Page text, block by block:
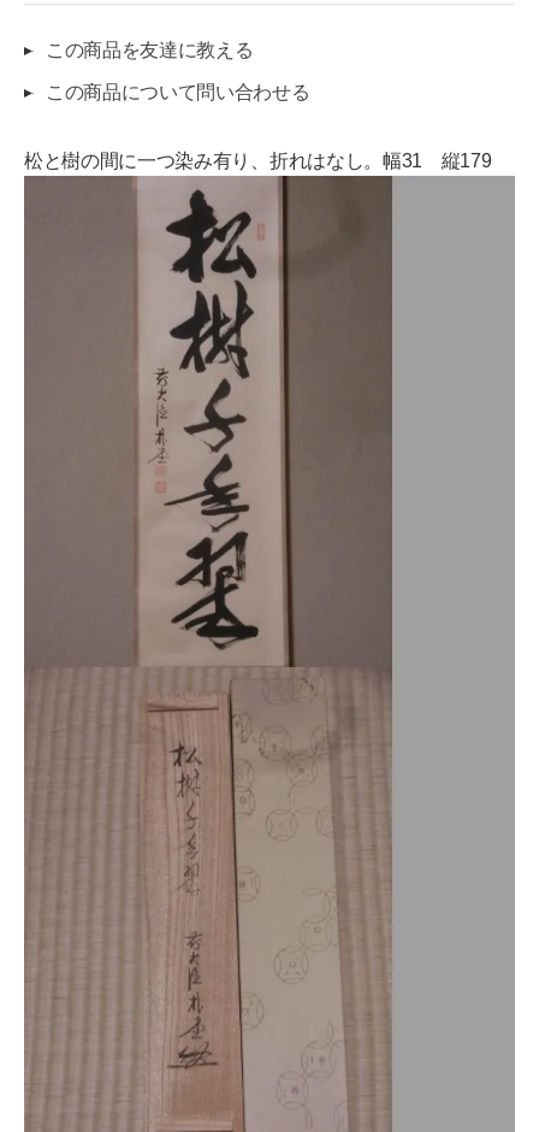
この商品を友達に教える
この商品について問い合わせる
松と樹の間に一つ染み有り、折れはなし。幅31 縦179